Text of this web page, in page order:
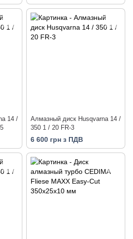
14 /
Алмазный диск Husqvarna 14 /
350 1 / 20 FR-3
6 600 грн з ПДВ